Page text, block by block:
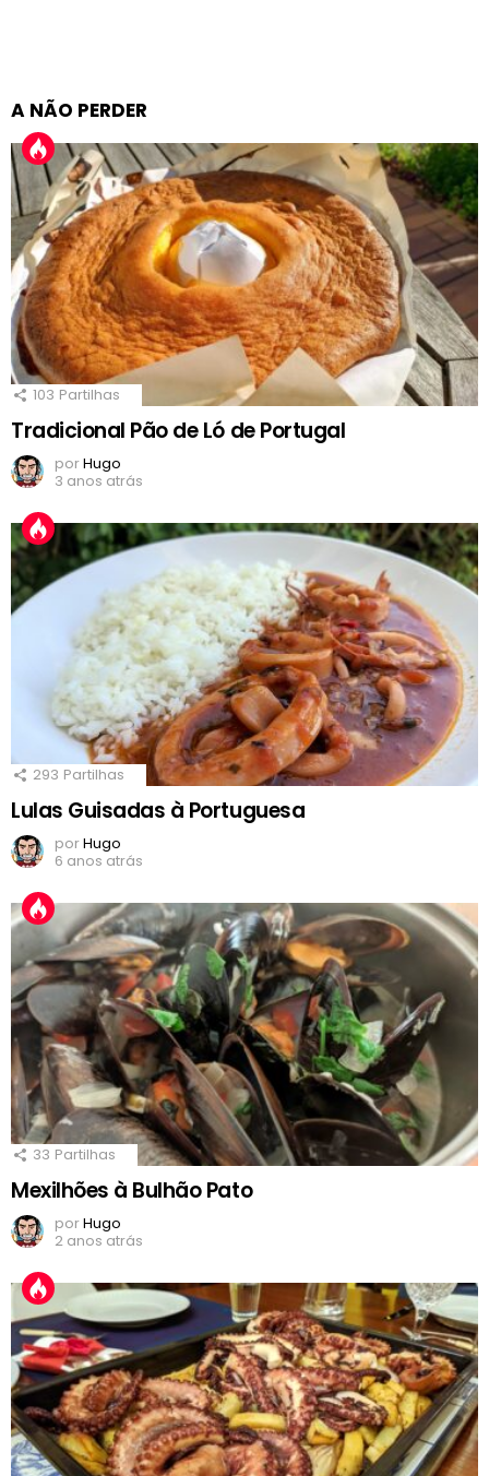
A NÃO PERDER
103 Partilhas
Tradicional Pão de Ló de Portugal
porHugo
3 anos atrás
293 Partilhas
Lulas Guisadas à Portuguesa
porHugo
6 anos atrás
33 Partilhas
Mexilhões à Bulhão Pato
porHugo
2 anos atrás